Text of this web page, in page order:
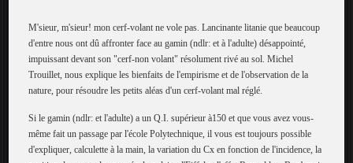
M'sieur, m'sieur! mon cerf-volant ne vole pas. Lancinante litanie que beaucoup
d'entre nous ont dû affronter face au gamin (ndlr: et à l'adulte) désappointé,
impuissant devant son "cerf-non volant" résolument rivé au sol. Michel
Trouillet, nous explique les bienfaits de l'empirisme et de l'observation de la
nature, pour résoudre les petits aléas d'un cerf-volant mal réglé.
Si le gamin (ndlr: et l'adulte) a un Q.I. supérieur à150 et que vous avez vous-
même fait un passage par l'école Polytechnique, il vous est toujours possible
d'expliquer, calculette à la main, la variation du Cx en fonction de l'incidence, la